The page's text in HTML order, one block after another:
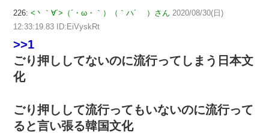
226: <丶｀∀´>（´・ω・｀）（｀ハ´ ）さん 2020/08/30(日)
12:33:19.83 ID:EiVyskRt
>>1
ごり押ししてないのに流行ってしまう日本文
化
ごり押しして流行ってもいないのに流行って
ると言い張る韓国文化